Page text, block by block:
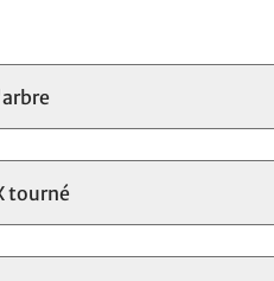
tourné